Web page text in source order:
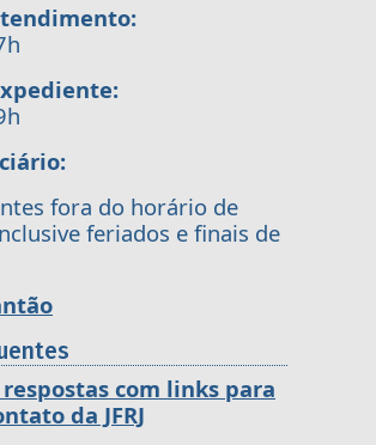
fora do horário de
feriados e finais de
com links para
da JFRJ